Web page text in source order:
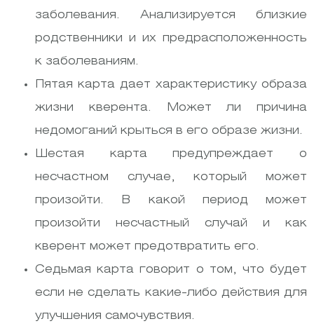
заболевания. Анализируется близкие
родственники и их предрасположенность
к заболеваниям.
Пятая карта дает характеристику образа
жизни кверента. Может ли причина
недомоганий крыться в его образе жизни.
Шестая карта предупреждает о
несчастном случае, который может
произойти. В какой период может
произойти несчастный случай и как
кверент может предотвратить его.
Седьмая карта говорит о том, что будет
если не сделать какие-либо действия для
улучшения самочувствия.